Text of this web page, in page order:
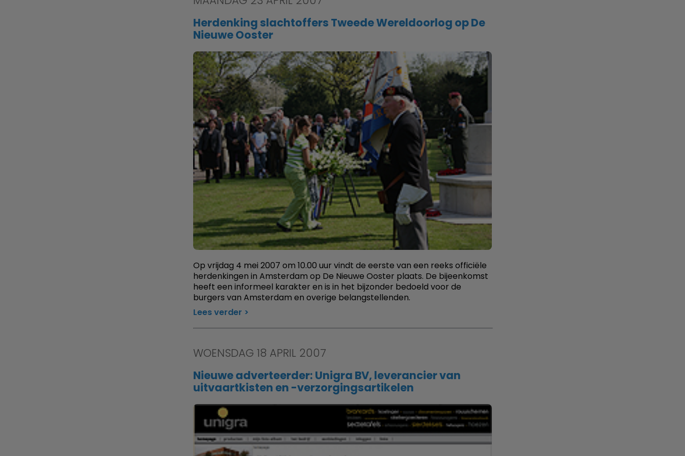
Herdenking slachtoffers Tweede Wereldoorlog op De
Nieuwe Ooster
Op vrijdag 4 mei 2007 om 10.00 uur vindt de eerste van een reeks officiële
herdenkingen in Amsterdam op De Nieuwe Ooster plaats. De bijeenkomst
heeft een informeel karakter en is in het bijzonder bedoeld voor de
burgers van Amsterdam en overige belangstellenden.
Lees verder
WOENSDAG 18 APRIL 2007
Nieuwe adverteerder: Unigra BV, leverancier van
uitvaartkisten en -verzorgingsartikelen